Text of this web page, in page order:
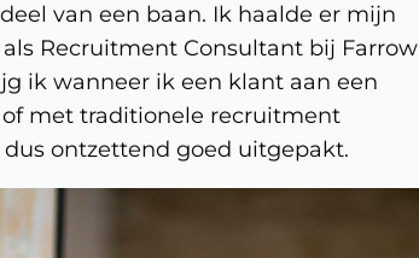
van een baan. Ik haalde er mijn
Recruitment Consultant bij Farrow
ik wanneer ik een klant aan een
met traditionele recruitment
ontzettend goed uitgepakt.